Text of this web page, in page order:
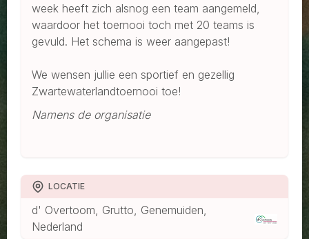
week heeft zich alsnog een team aangemeld,
waardoor het toernooi toch met 20 teams is
gevuld. Het schema is weer aangepast!
We wensen jullie een sportief en gezellig
Zwartewaterlandtoernooi toe!
Namens de organisatie
LOCATIE
d' Overtoom, Grutto, Genemuiden,
Nederland